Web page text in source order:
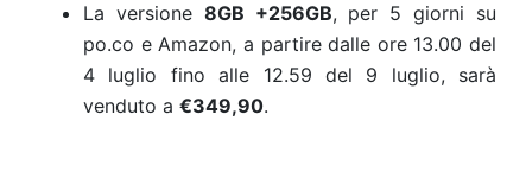
La versione 8GB +256GB, per 5 giorni su
po.co e Amazon, a partire dalle ore 13.00 del
4 luglio fino alle 12.59 del 9 luglio, sarà
venduto a €349,90.